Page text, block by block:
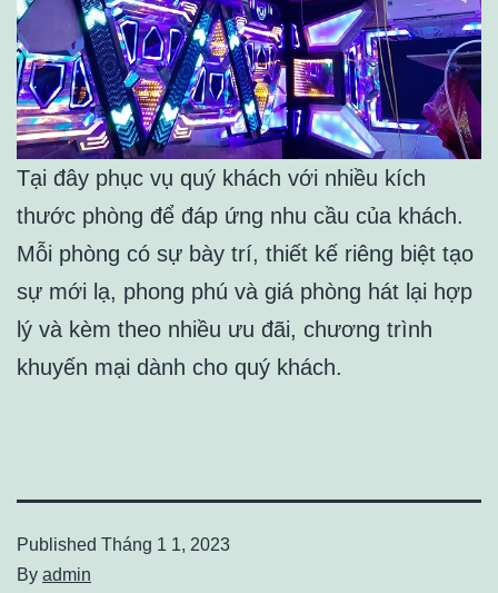
Tại đây phục vụ quý khách với nhiều kích
thước phòng để đáp ứng nhu cầu của khách.
Mỗi phòng có sự bày trí, thiết kế riêng biệt tạo
sự mới lạ, phong phú và giá phòng hát lại hợp
lý và kèm theo nhiều ưu đãi, chương trình
khuyến mại dành cho quý khách.
Published Tháng 1 1, 2023
By admin